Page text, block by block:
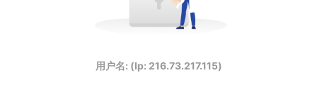
用户名: (Ip: 216.73.217.115)